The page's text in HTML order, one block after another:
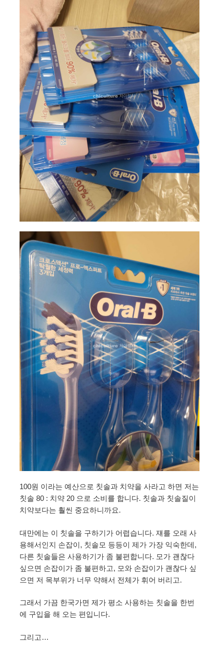
100원 이라는 예산으로 칫솔과 치약을 사라고 하면 저는
칫솔 80 : 치약 20 으로 소비를 합니다. 칫솔과 칫솔질이
치약보다는 훨씬 중요하니까요.
대만에는 이 칫솔을 구하기가 어렵습니다. 쟤를 오래 사
용해서인지 손잡이, 칫솔모 등등이 제가 가장 익숙한데,
다른 칫솔들은 사용하기가 좀 불편합니다. 모가 괜찮다
싶으면 손잡이가 좀 불편하고, 모와 손잡이가 괜찮다 싶
으면 저 목부위가 너무 약해서 전체가 휘어 버리고.
그래서 가끔 한국가면 제가 평소 사용하는 칫솔을 한번
에 구입을 해 오는 편입니다.
그리고…